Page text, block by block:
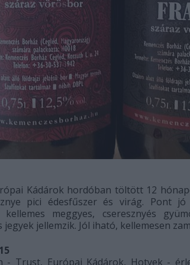
Kádárok hordóban töltött 12
pici édesfűszer és virág. Pont jó
meggyes, cseresznyés
jellemzik. Jól iható, kellemesen
- Trust, Európai Kádárok, Hotyek -